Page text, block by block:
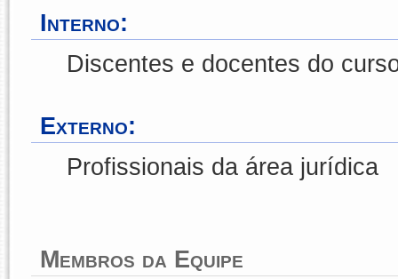
Interno:
Discentes e docentes do
Externo:
Profissionais da área jurídica
Membros da Equipe